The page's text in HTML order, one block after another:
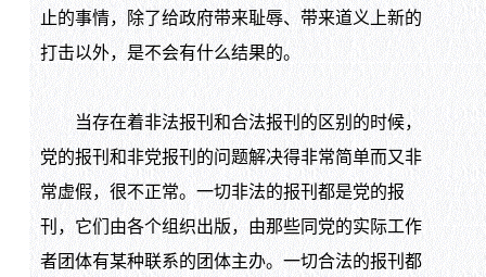
止的事情，除了给政府带来耻辱、带来道义上新的
打击以外，是不会有什么结果的。
当存在着非法报刊和合法报刊的区别的时候，
党的报刊和非党报刊的问题解决得非常简单而又非
常虚假，很不正常。一切非法的报刊都是党的报
刊，它们由各个组织出版，由那些同党的实际工作
者团体有某种联系的团体主办。一切合法的报刊都